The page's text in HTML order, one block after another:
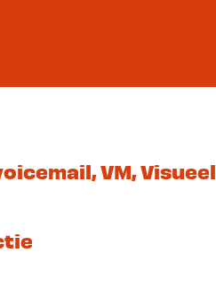
VM, Visueel